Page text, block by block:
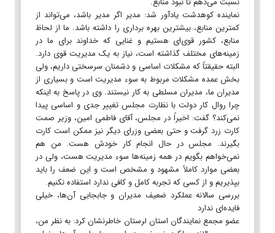
نماینده کوهدشت یادآور شد: مدیر اگر مدیر باشد، می‌تواند از
کمترین منابع، بیشترین بهره برداری را داشته باشد. ما از لحاظ
منابع، کشور قوی‌ای هستیم و غنایی که خداوند برای ما در
زمینه‌های مختلف گذاشته است، نیاز به یک مدیریت قوی دارد.
البته حقیقتاً که مشکلات اساسی و دشمنان سرسختی داریم، ولی
بخش عمده مشکلات مربوط به سوء مدیریت است و بسیاری از
مدیران ما، مدیران مسلطی به کار نیستند. وی در پاسخ به اینکه
چرا روال کار دولت با نظارت مجلس تغییر جدی و اساسی پیدا
نمی‌کند؟ گفت: اخیراً در مجلس، آقای فاطمی امین، وزیر صمت
کارت زرد گرفت و حتی بعضی وزرای دیگر نیز ممکن است کارت
بگیرند. مجلس در حال انجام کار خودش هست. من هم
نمی‌خواهم بگویم در همه زمینه‌ها سوء مدیریت هست، ولی در
بعضی موارد کاملاً مشهود و مشخص است و این ضعف را باید
بپذیریم و از کسی که تجربه کامل و کافی ندارد استفاده نکنیم.
بررسی سالانه عملکرد ضعیف مدیران و جابجایی آن‌ها، خیلی
فایده‌ای ندارد
عضو مجمع نمایندگان استان لرستان خاطرنشان کرد: به نظر من،